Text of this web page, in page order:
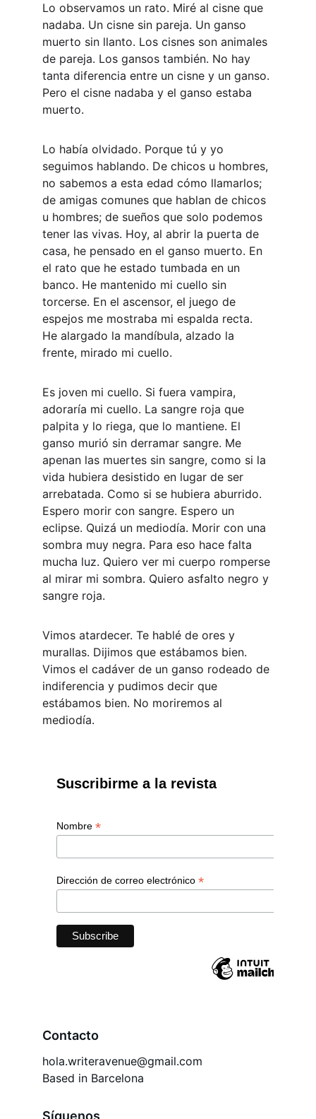
Lo observamos un rato. Miré al cisne que
nadaba. Un cisne sin pareja. Un ganso
muerto sin llanto. Los cisnes son animales
de pareja. Los gansos también. No hay
tanta diferencia entre un cisne y un ganso.
Pero el cisne nadaba y el ganso estaba
muerto.
Lo había olvidado. Porque tú y yo
seguimos hablando. De chicos u hombres,
no sabemos a esta edad cómo llamarlos;
de amigas comunes que hablan de chicos
u hombres; de sueños que solo podemos
tener las vivas. Hoy, al abrir la puerta de
casa, he pensado en el ganso muerto. En
el rato que he estado tumbada en un
banco. He mantenido mi cuello sin
torcerse. En el ascensor, el juego de
espejos me mostraba mi espalda recta.
He alargado la mandíbula, alzado la
frente, mirado mi cuello.
Es joven mi cuello. Si fuera vampira,
adoraría mi cuello. La sangre roja que
palpita y lo riega, que lo mantiene. El
ganso murió sin derramar sangre. Me
apenan las muertes sin sangre, como si la
vida hubiera desistido en lugar de ser
arrebatada. Como si se hubiera aburrido.
Espero morir con sangre. Espero un
eclipse. Quizá un mediodía. Morir con una
sombra muy negra. Para eso hace falta
mucha luz. Quiero ver mi cuerpo romperse
al mirar mi sombra. Quiero asfalto negro y
sangre roja.
Vimos atardecer. Te hablé de ores y
murallas. Dijimos que estábamos bien.
Vimos el cadáver de un ganso rodeado de
indiferencia y pudimos decir que
estábamos bien. No moriremos al
mediodía.
Contacto
hola.writeravenue@gmail.com
Síguenos
Based in Barcelona